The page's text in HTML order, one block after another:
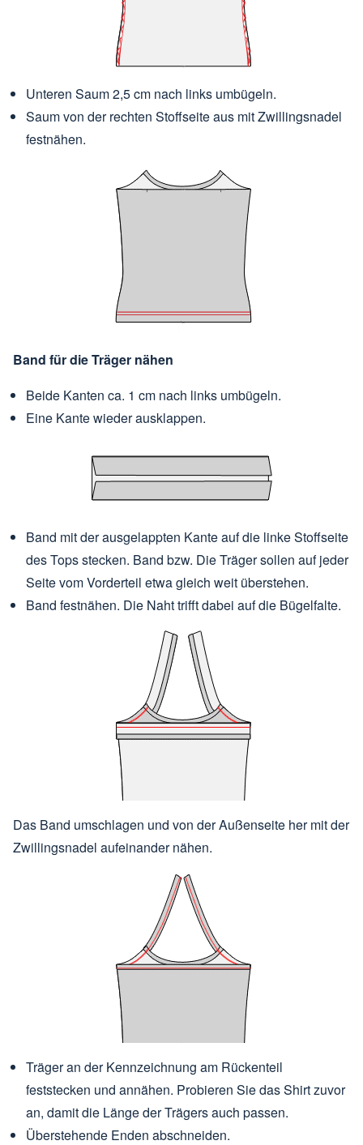
Unteren Saum 2,5 cm nach links umbügeln.
Saum von der rechten Stoffseite aus mit Zwillingsnadel
festnähen.
Band für die Träger nähen
Beide Kanten ca. 1 cm nach links umbügeln.
Eine Kante wieder ausklappen.
Band mit der ausgelappten Kante auf die linke Stoffseite
des Tops stecken. Band bzw. Die Träger sollen auf jeder
Seite vom Vorderteil etwa gleich weit überstehen.
Band festnähen. Die Naht trifft dabei auf die Bügelfalte.
Das Band umschlagen und von der Außenseite her mit der
Zwillingsnadel aufeinander nähen.
Träger an der Kennzeichnung am Rückenteil
feststecken und annähen. Probieren Sie das Shirt zuvor
an, damit die Länge der Trägers auch passen.
Überstehende Enden abschneiden.